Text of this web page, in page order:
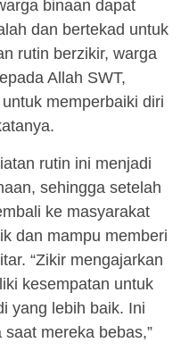
binaan dapat
dan bertekad untuk
rutin berzikir, warga
Allah SWT,
memperbaiki diri
rutin ini menjadi
sehingga setelah
ke masyarakat
dan mampu memberi
“Zikir mengajarkan
kesempatan untuk
yang lebih baik. Ini
mereka bebas,”